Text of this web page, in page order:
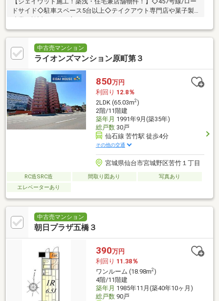
ドサイド◇駐車スペース5台以上◇テイクアウト専門店や菓子製
造業を検討している方にもオススメ♪
中古売マンション
ライオンズマンション原町第３
850万円
利回り 12.8％
2LDK (65.03m2)
2階/11階建
築年月 1991年9月(築35年)
総戸数30戸
仙石線 苦竹駅 徒歩4分
その他の交通
宮城県仙台市宮城野区苦竹１丁目
RC造SRC造 間取り図あり
写真あり
エレベーターあり
中古売マンション
朝日プラザ五橋３
390万円
利回り 11.38％
ワンルーム (18.98m2)
4階/11階建
築年月 1985年11月(築40年10ヶ月)
総戸数90戸